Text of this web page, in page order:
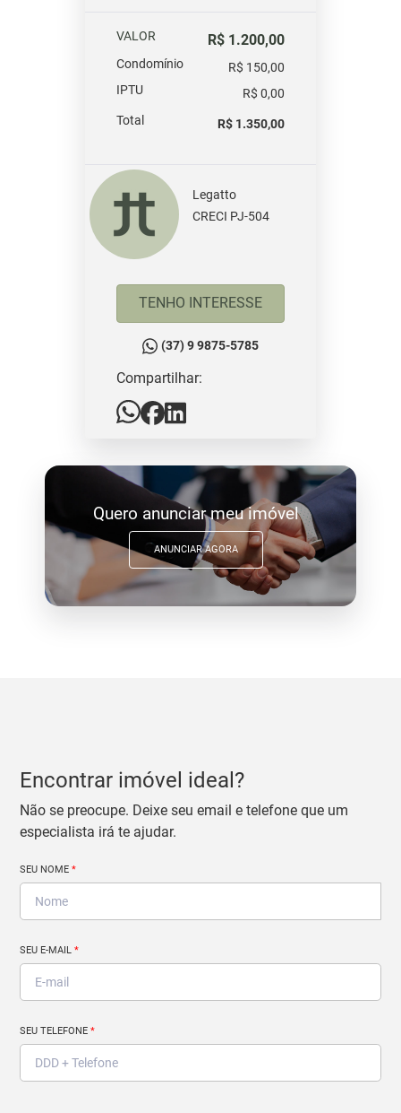
VALOR R$ 1.200,00
Condomínio
R$ 150,00
IPTU
R$ 0,00
Total
R$ 1.350,00
Legatto
CRECI PJ-504
TENHO INTERESSE
(37) 9 9875-5785
Compartilhar:
Quero anunciar meu imóvel
ANUNCIAR AGORA
Encontrar imóvel ideal?
Não se preocupe. Deixe seu email e telefone que um
especialista irá te ajudar.
SEU NOME*
SEU E-MAIL*
SEU TELEFONE*